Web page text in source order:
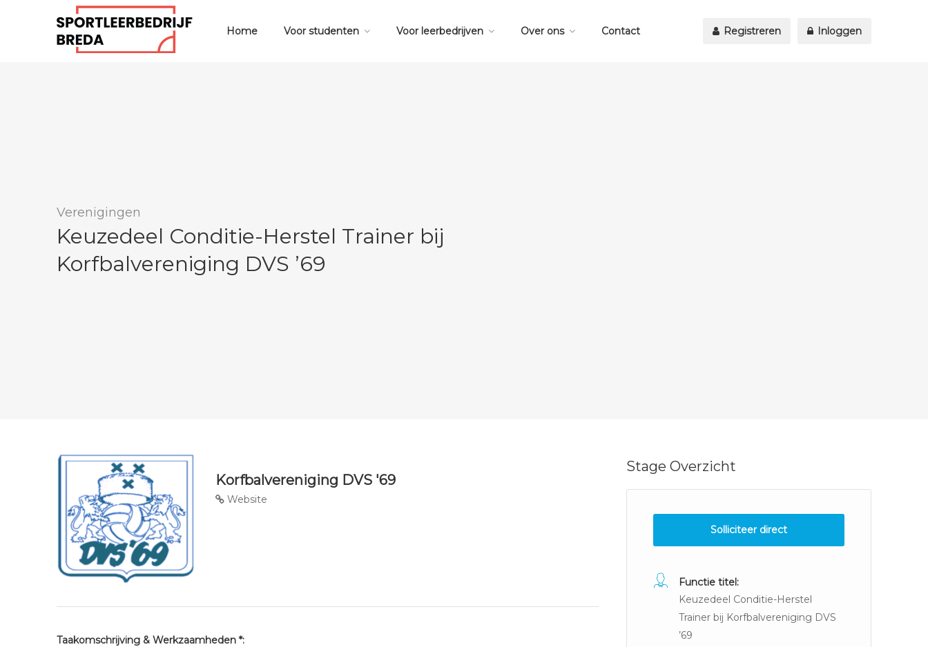
Home Voor studenten Voor leerbedrijven Over ons Contact Registreren Inloggen
Verenigingen
Keuzedeel Conditie-Herstel Trainer bij
Korfbalvereniging DVS ’69
Korfbalvereniging DVS '69
Website
Taakomschrijving & Werkzaamheden *:
Stage Overzicht
Solliciteer direct
Functie titel:
Keuzedeel Conditie-Herstel
Trainer bij Korfbalvereniging DVS
’69